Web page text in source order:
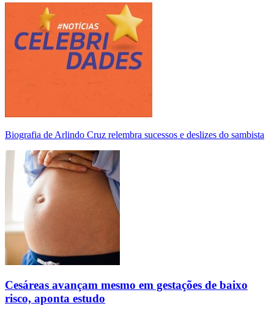
Biografia de Arlindo Cruz relembra sucessos e deslizes do sambista
Cesáreas avançam mesmo em gestações de baixo
risco, aponta estudo